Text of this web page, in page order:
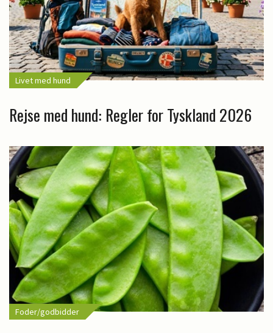
Livet med hund
Rejse med hund: Regler for Tyskland 2026
Foder/godbidder